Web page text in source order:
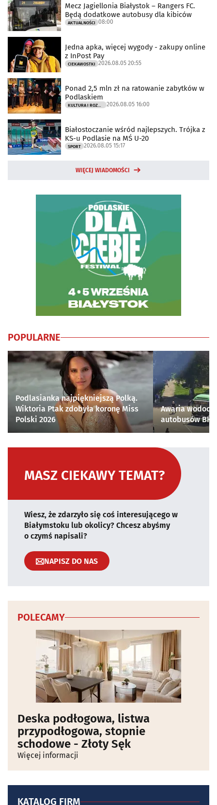
Mecz Jagiellonia Białystok – Rangers FC.
Będą dodatkowe autobusy dla kibiców
AKTUALNOŚCI 08:00
Jedna apka, więcej wygody - zakupy online
z InPost Pay
CIEKAWOSTKI 2026.08.05 20:55
Ponad 2,5 mln zł na ratowanie zabytków w
Podlaskiem
2026.08.05 16:00
Białostoczanie wśród najlepszych. Trójka z
KS-u Podlasie na MŚ U-20
SPORT 2026.08.05 15:17
WIĘCEJ WIADOMOŚCI
POPULARNE
Podlasianka najpiękniejszą Polką.
Wiktoria Ptak zdobyła koronę Miss
Polski 2026
Awaria
autobusów
MASZ CIEKAWY TEMAT?
Wiesz, że zdarzyło się coś interesującego w
Białymstoku lub okolicy? Chcesz abyśmy
o czymś napisali?
NAPISZ DO NAS
POLECAMY
Deska podłogowa, listwa
przypodłogowa, stopnie
schodowe - Złoty Sęk
Więcej informacji
KATALOG FIRM